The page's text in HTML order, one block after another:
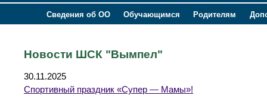
Сведения об ОО Обучающимся Родителям
Новости ШСК "Вымпел"
30.11.2025
Спортивный праздник «Супер — Мамы»!